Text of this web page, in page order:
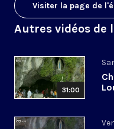
Visiter la page de
Autres vidéos de
31:00